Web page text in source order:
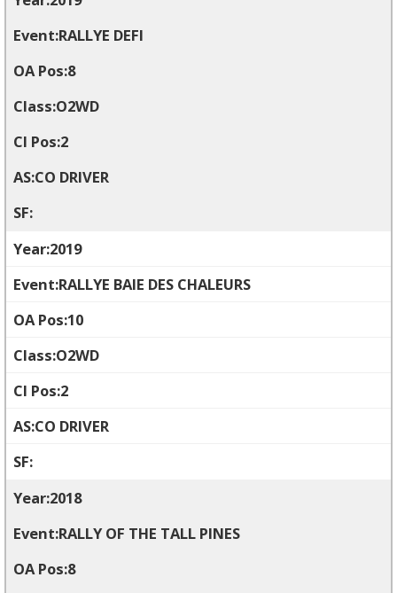
RALLYE DEFI
8
O2WD
2
CO DRIVER
2019
RALLYE BAIE DES CHALEURS
10
O2WD
2
CO DRIVER
2018
RALLY OF THE TALL PINES
8